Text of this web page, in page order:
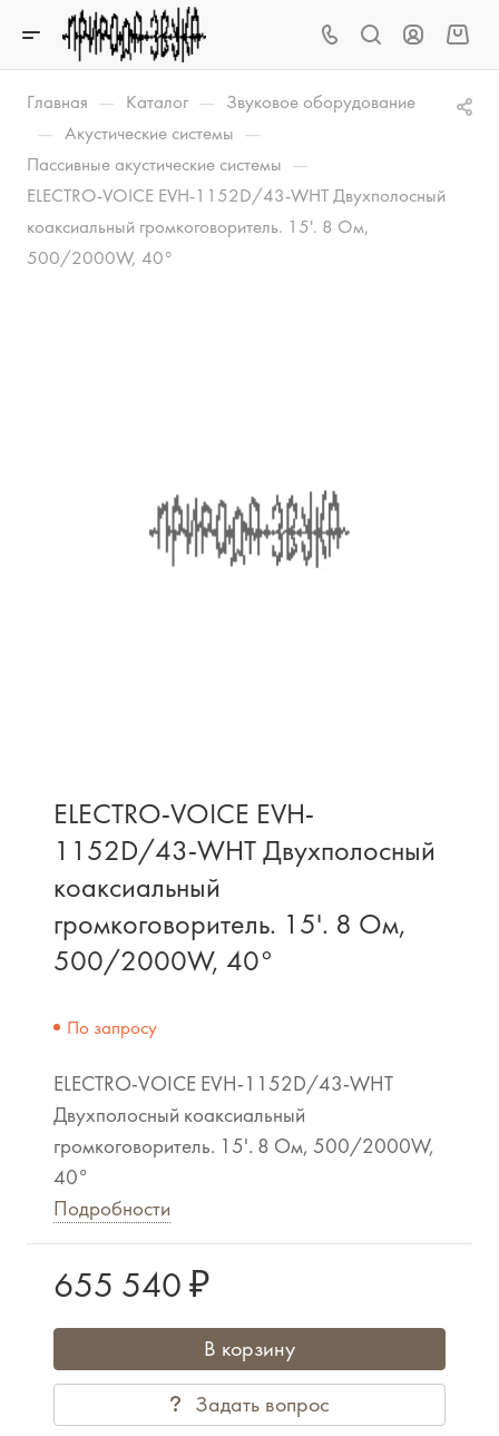
Главная — Каталог — Звуковое оборудование
— Акустические системы —
Пассивные акустические системы —
ELECTRO-VOICE EVH-1152D/43-WHT Двухполосный
коаксиальный громкоговоритель. 15'. 8 Ом,
500/2000W, 40°
ELECTRO-VOICE EVH-
1152D/43-WHT Двухполосный
коаксиальный
громкоговоритель. 15'. 8 Ом,
500/2000W, 40°
По запросу
ELECTRO-VOICE EVH-1152D/43-WHT
Двухполосный коаксиальный
громкоговоритель. 15'. 8 Ом, 500/2000W,
40°
Подробности
655 540 ₽
В корзину
Задать вопрос